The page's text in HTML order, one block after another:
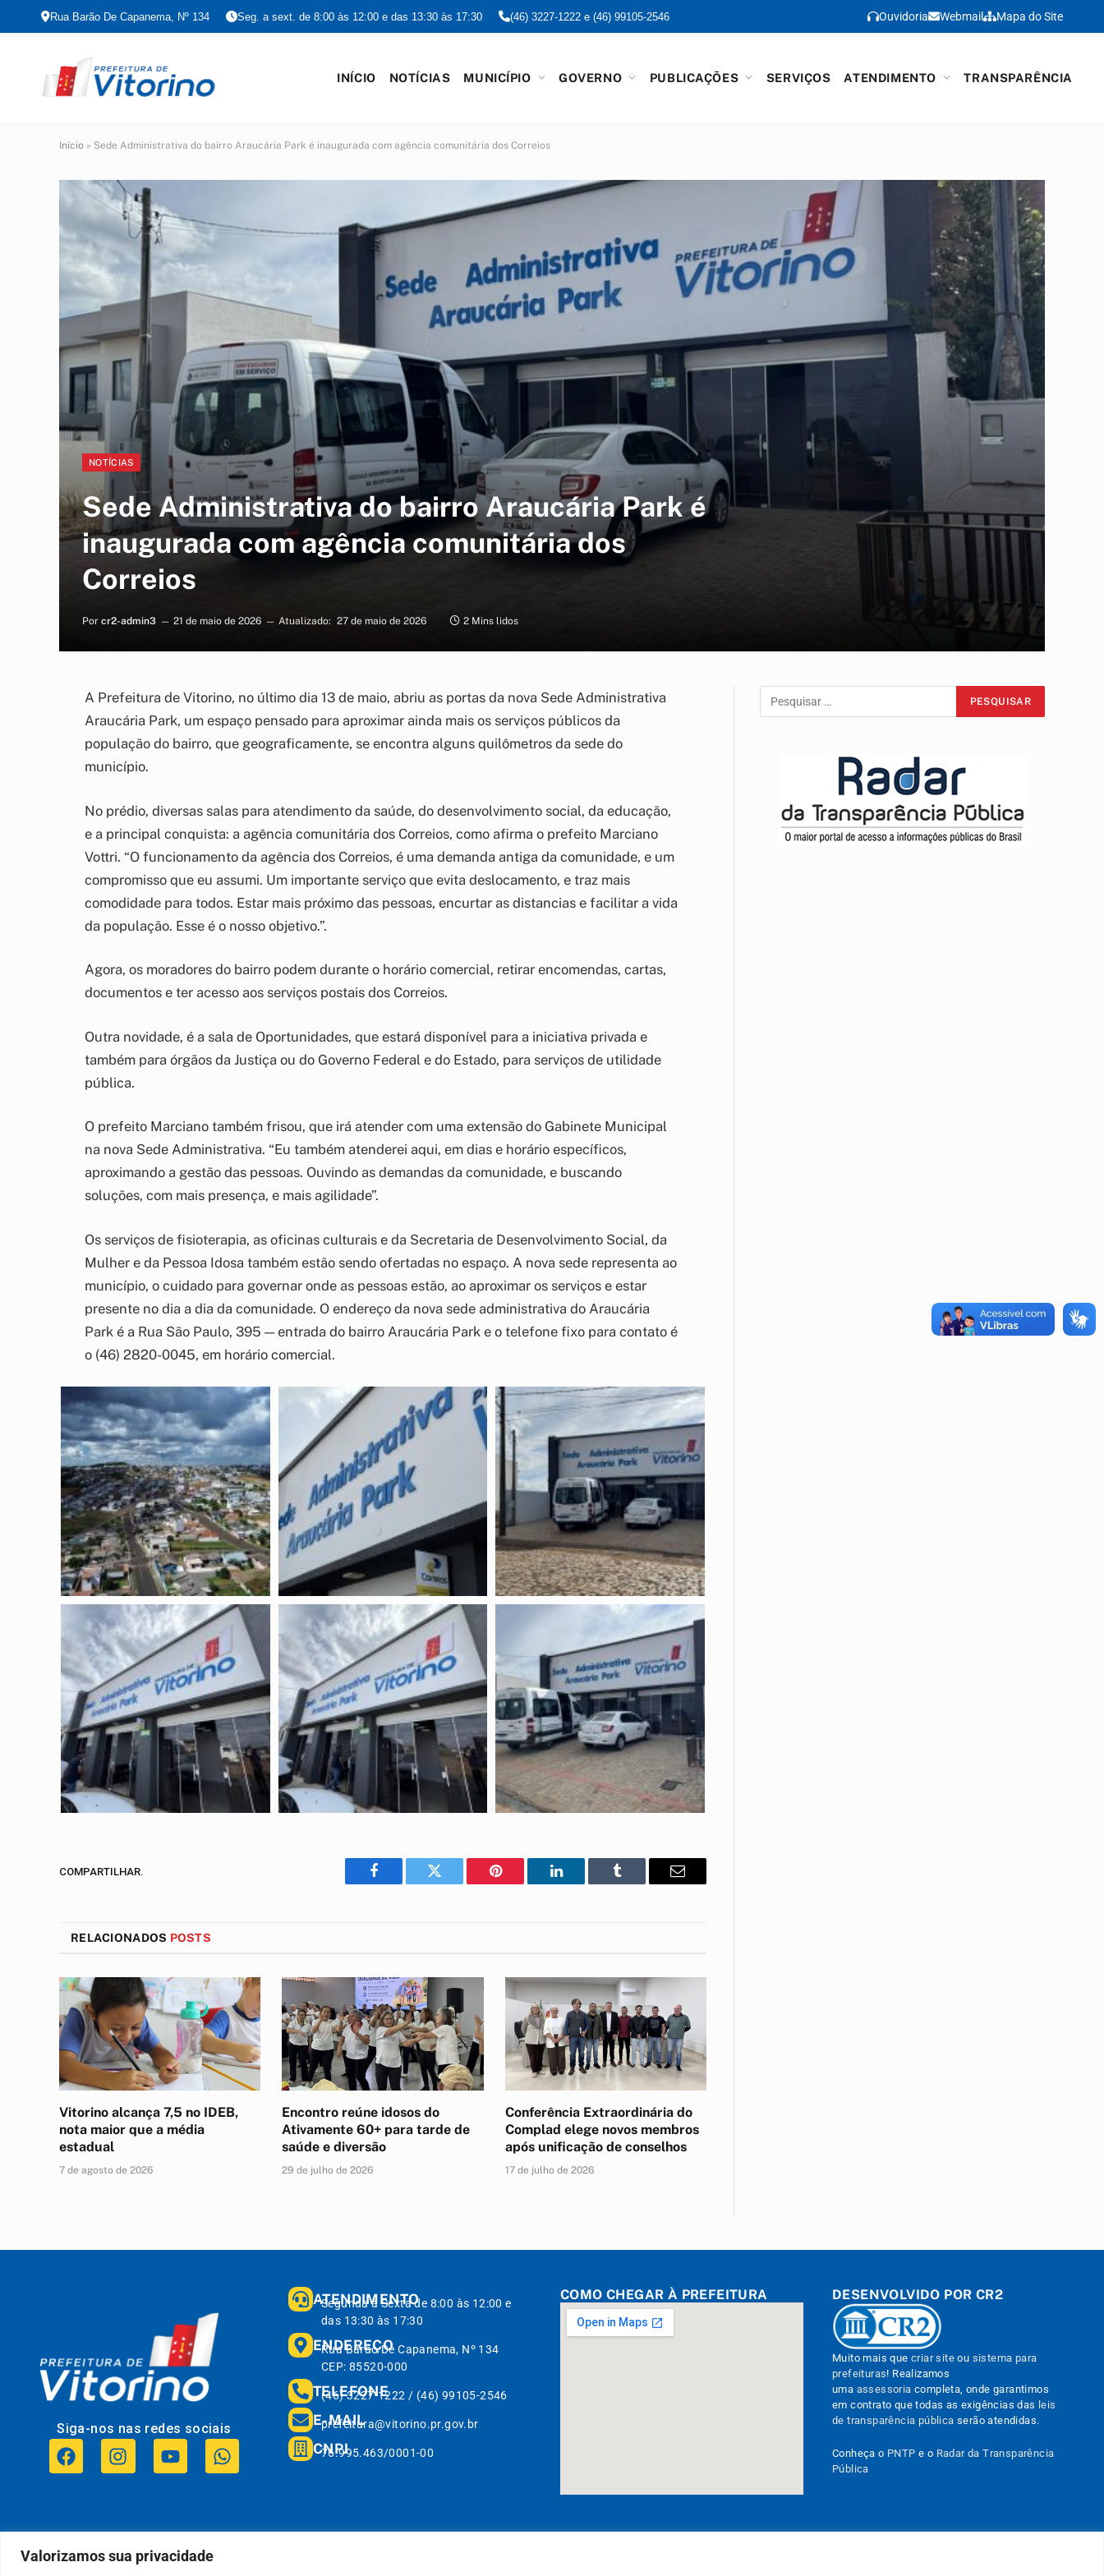
Valorizamos sua privacidade
Rua Barão De Capanema, Nº 134 Seg. a sext. de 8:00 às 12:00 e das 13:30 às 17:30 (46) 3227-1222 e (46) 99105-2546 Ouvidoria Webmail Mapa do Site
INÍCIO NOTÍCIAS MUNICÍPIO GOVERNO PUBLICAÇÕES SERVIÇOS ATENDIMENTO TRANSPARÊNCIA
Início » Sede Administrativa do bairro Araucária Park é inaugurada com agência comunitária dos Correios
NOTÍCIAS
Sede Administrativa do bairro Araucária Park é
inaugurada com agência comunitária dos
Correios
Por cr2-admin3 21 de maio de 2026 Atualizado: 27 de maio de 2026 2 Mins lidos
A Prefeitura de Vitorino, no último dia 13 de maio, abriu as portas da nova Sede Administrativa
Araucária Park, um espaço pensado para aproximar ainda mais os serviços públicos da
população do bairro, que geograficamente, se encontra alguns quilômetros da sede do
município.
No prédio, diversas salas para atendimento da saúde, do desenvolvimento social, da educação,
e a principal conquista: a agência comunitária dos Correios, como afirma o prefeito Marciano
Vottri. “O funcionamento da agência dos Correios, é uma demanda antiga da comunidade, e um
compromisso que eu assumi. Um importante serviço que evita deslocamento, e traz mais
comodidade para todos. Estar mais próximo das pessoas, encurtar as distancias e facilitar a vida
da população. Esse é o nosso objetivo.”.
Agora, os moradores do bairro podem durante o horário comercial, retirar encomendas, cartas,
documentos e ter acesso aos serviços postais dos Correios.
Outra novidade, é a sala de Oportunidades, que estará disponível para a iniciativa privada e
também para órgãos da Justiça ou do Governo Federal e do Estado, para serviços de utilidade
pública.
O prefeito Marciano também frisou, que irá atender com uma extensão do Gabinete Municipal
na nova Sede Administrativa. “Eu também atenderei aqui, em dias e horário específicos,
aproximando a gestão das pessoas. Ouvindo as demandas da comunidade, e buscando
soluções, com mais presença, e mais agilidade”.
Os serviços de fisioterapia, as oficinas culturais e da Secretaria de Desenvolvimento Social, da
Mulher e da Pessoa Idosa também estão sendo ofertadas no espaço. A nova sede representa ao
município, o cuidado para governar onde as pessoas estão, ao aproximar os serviços e estar
presente no dia a dia da comunidade. O endereço da nova sede administrativa do Araucária
Park é a Rua São Paulo, 395 — entrada do bairro Araucária Park e o telefone fixo para contato é
o (46) 2820-0045, em horário comercial.
COMPARTILHAR.
Facebook Twitter Pinterest LinkedIn Tumblr
E-
RELACIONADOS POSTS
Vitorino alcança 7,5 no IDEB,
nota maior que a média
estadual
7 de agosto de 2026
Encontro reúne idosos do
Ativamente 60+ para tarde de
saúde e diversão
29 de julho de 2026
Conferência Extraordinária do
Complad elege novos membros
após unificação de conselhos
17 de julho de 2026
Siga-nos nas redes sociais
ATENDIMENTO
Segunda à Sexta de 8:00 às 12:00 e
das 13:30 às 17:30
ENDEREÇO
Rua Barão De Capanema, Nº 134
CEP: 85520-000
TELEFONE
(46) 3227-1222 / (46) 99105-2546
E-MAIL
prefeitura@vitorino.pr.gov.br
CNPJ
76.995.463/0001-00
COMO CHEGAR À PREFEITURA DESENVOLVIDO POR CR2
Muito mais quecriar site ou sistema para
prefeituras! Realizamos
uma assessoria completa, onde garantimos
em contrato que todas as exigências das leis
de transparência pública serão atendidas.
Conheça o PNTP e o Radar da Transparência
Pública
Todos os direitos reservados aPrefeitura Municipal da Vitorino.